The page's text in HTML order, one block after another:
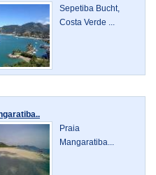
Sepetiba Bucht,
Costa Verde ...
Praia
Mangaratiba...